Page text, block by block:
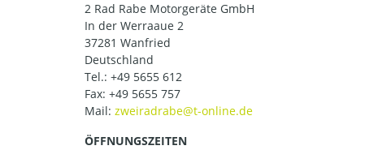
2 Rad Rabe Motorgeräte GmbH
In der Werraaue 2
37281 Wanfried
Deutschland
Tel.: +49 5655 612
Fax: +49 5655 757
Mail:
ÖFFNUNGSZEITEN